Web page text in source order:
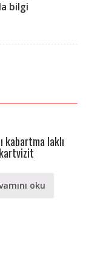
bilgi
kabartma laklı
kartvizit
oku